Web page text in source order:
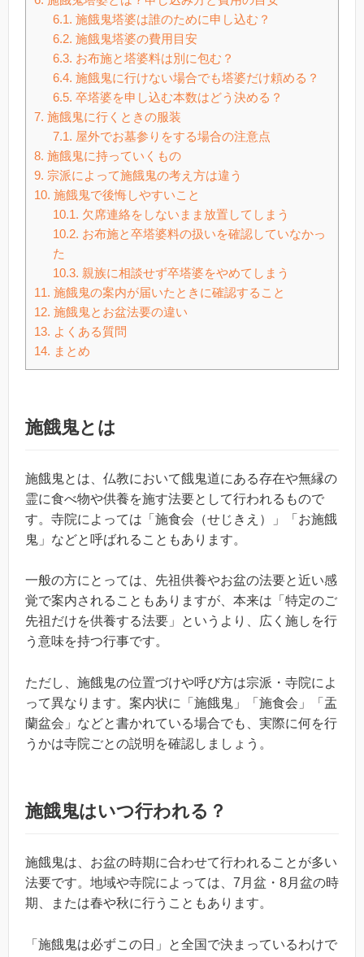
6.1. 施餓鬼塔婆は誰のために申し込む？
6.2. 施餓鬼塔婆の費用目安
6.3. お布施と塔婆料は別に包む？
6.4. 施餓鬼に行けない場合でも塔婆だけ頼める？
6.5. 卒塔婆を申し込む本数はどう決める？
7. 施餓鬼に行くときの服装
7.1. 屋外でお墓参りをする場合の注意点
8. 施餓鬼に持っていくもの
9. 宗派によって施餓鬼の考え方は違う
10. 施餓鬼で後悔しやすいこと
10.1. 欠席連絡をしないまま放置してしまう
10.2. お布施と卒塔婆料の扱いを確認していなかっ
た
10.3. 親族に相談せず卒塔婆をやめてしまう
11. 施餓鬼の案内が届いたときに確認すること
12. 施餓鬼とお盆法要の違い
13. よくある質問
14. まとめ
施餓鬼とは
施餓鬼とは、仏教において餓鬼道にある存在や無縁の
霊に食べ物や供養を施す法要として行われるもので
す。寺院によっては「施食会（せじきえ）」「お施餓
鬼」などと呼ばれることもあります。
一般の方にとっては、先祖供養やお盆の法要と近い感
覚で案内されることもありますが、本来は「特定のご
先祖だけを供養する法要」というより、広く施しを行
う意味を持つ行事です。
ただし、施餓鬼の位置づけや呼び方は宗派・寺院によ
って異なります。案内状に「施餓鬼」「施食会」「盂
蘭盆会」などと書かれている場合でも、実際に何を行
うかは寺院ごとの説明を確認しましょう。
施餓鬼はいつ行われる？
施餓鬼は、お盆の時期に合わせて行われることが多い
法要です。地域や寺院によっては、7月盆・8月盆の時
期、または春や秋に行うこともあります。
「施餓鬼は必ずこの日」と全国で決まっているわけで